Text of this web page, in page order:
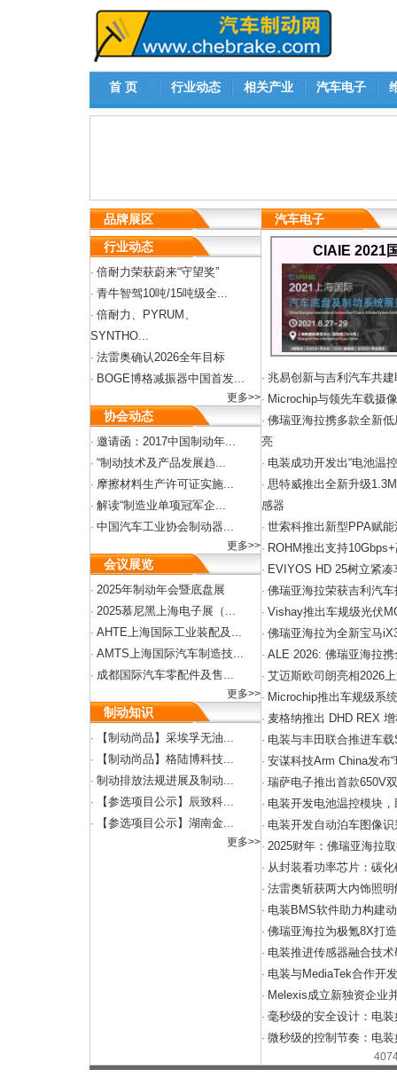
首 页 行业动态 相关产业 汽车电子
品牌展区
汽车电子
行业动态
· 倍耐力荣获蔚来“守望奖”
· 青牛智驾10吨/15吨级全...
· 倍耐力、PYRUM、
SYNTHO...
· 法雷奥确认2026全年目标
· BOGE博格减振器中国首发...
更多>>
协会动态
· 邀请函：2017中国制动年...
· “制动技术及产品发展趋...
· 摩擦材料生产许可证实施...
· 解读“制造业单项冠军企...
· 中国汽车工业协会制动器...
更多>>
会议展览
· 2025年制动年会暨底盘展
· 2025慕尼黑上海电子展（...
· AHTE上海国际工业装配及...
· AMTS上海国际汽车制造技...
· 成都国际汽车零配件及售...
更多>>
制动知识
· 【制动尚品】采埃孚无油...
· 【制动尚品】格陆博科技...
· 制动排放法规进展及制动...
· 【参选项目公示】辰致科...
· 【参选项目公示】湖南金...
更多>>
CIAIE 2021
· 兆易创新与吉利汽车共
· Microchip与领先车载摄
· 佛瑞亚海拉携多款全新
亮
· 电装成功开发出“电池温
· 思特威推出全新升级
感器
· 世索科推出新型PPA赋
· ROHM推出支持
· EVIYOS HD 25树立紧
· 佛瑞亚海拉荣获吉利汽
· Vishay推出车规级光伏
· 佛瑞亚海拉为全新宝马
· ALE 2026: 佛瑞亚海拉
· 艾迈斯欧司朗亮相2026
· Microchip推出车规级系
· 麦格纳推出 DHD REX
· 电装与丰田联合推进车
· 安谋科技Arm China发布
· 瑞萨电子推出首款650V
· 电装开发电池温控模块
· 电装开发自动泊车图像
· 2025财年：佛瑞亚海拉
· 从封装看功率芯片：碳
· 法雷奥斩获两大内饰照
· 电装BMS软件助力构建
· 佛瑞亚海拉为极氪8X打
· 电装推进传感器融合技
· 电装与MediaTek合作开
· Melexis成立新独资企业
· 毫秒级的安全设计：电
· 微秒级的控制节奏：电